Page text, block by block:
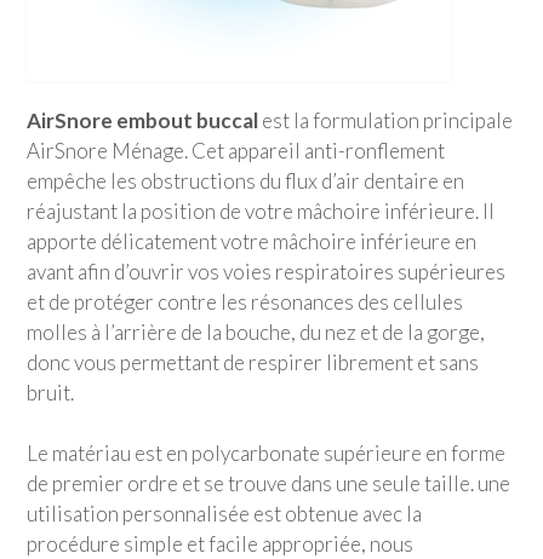
AirSnore embout buccalest la formulation principale
AirSnore Ménage. Cet appareil anti-ronflement
empêche les obstructions du flux d’air dentaire en
réajustant la position de votre mâchoire inférieure. Il
apporte délicatement votre mâchoire inférieure en
avant afin d’ouvrir vos voies respiratoires supérieures
et de protéger contre les résonances des cellules
molles à l’arrière de la bouche, du nez et de la gorge,
donc vous permettant de respirer librement et sans
bruit.
Le matériau est en polycarbonate supérieure en forme
de premier ordre et se trouve dans une seule taille. une
utilisation personnalisée est obtenue avec la
procédure simple et facile appropriée, nous